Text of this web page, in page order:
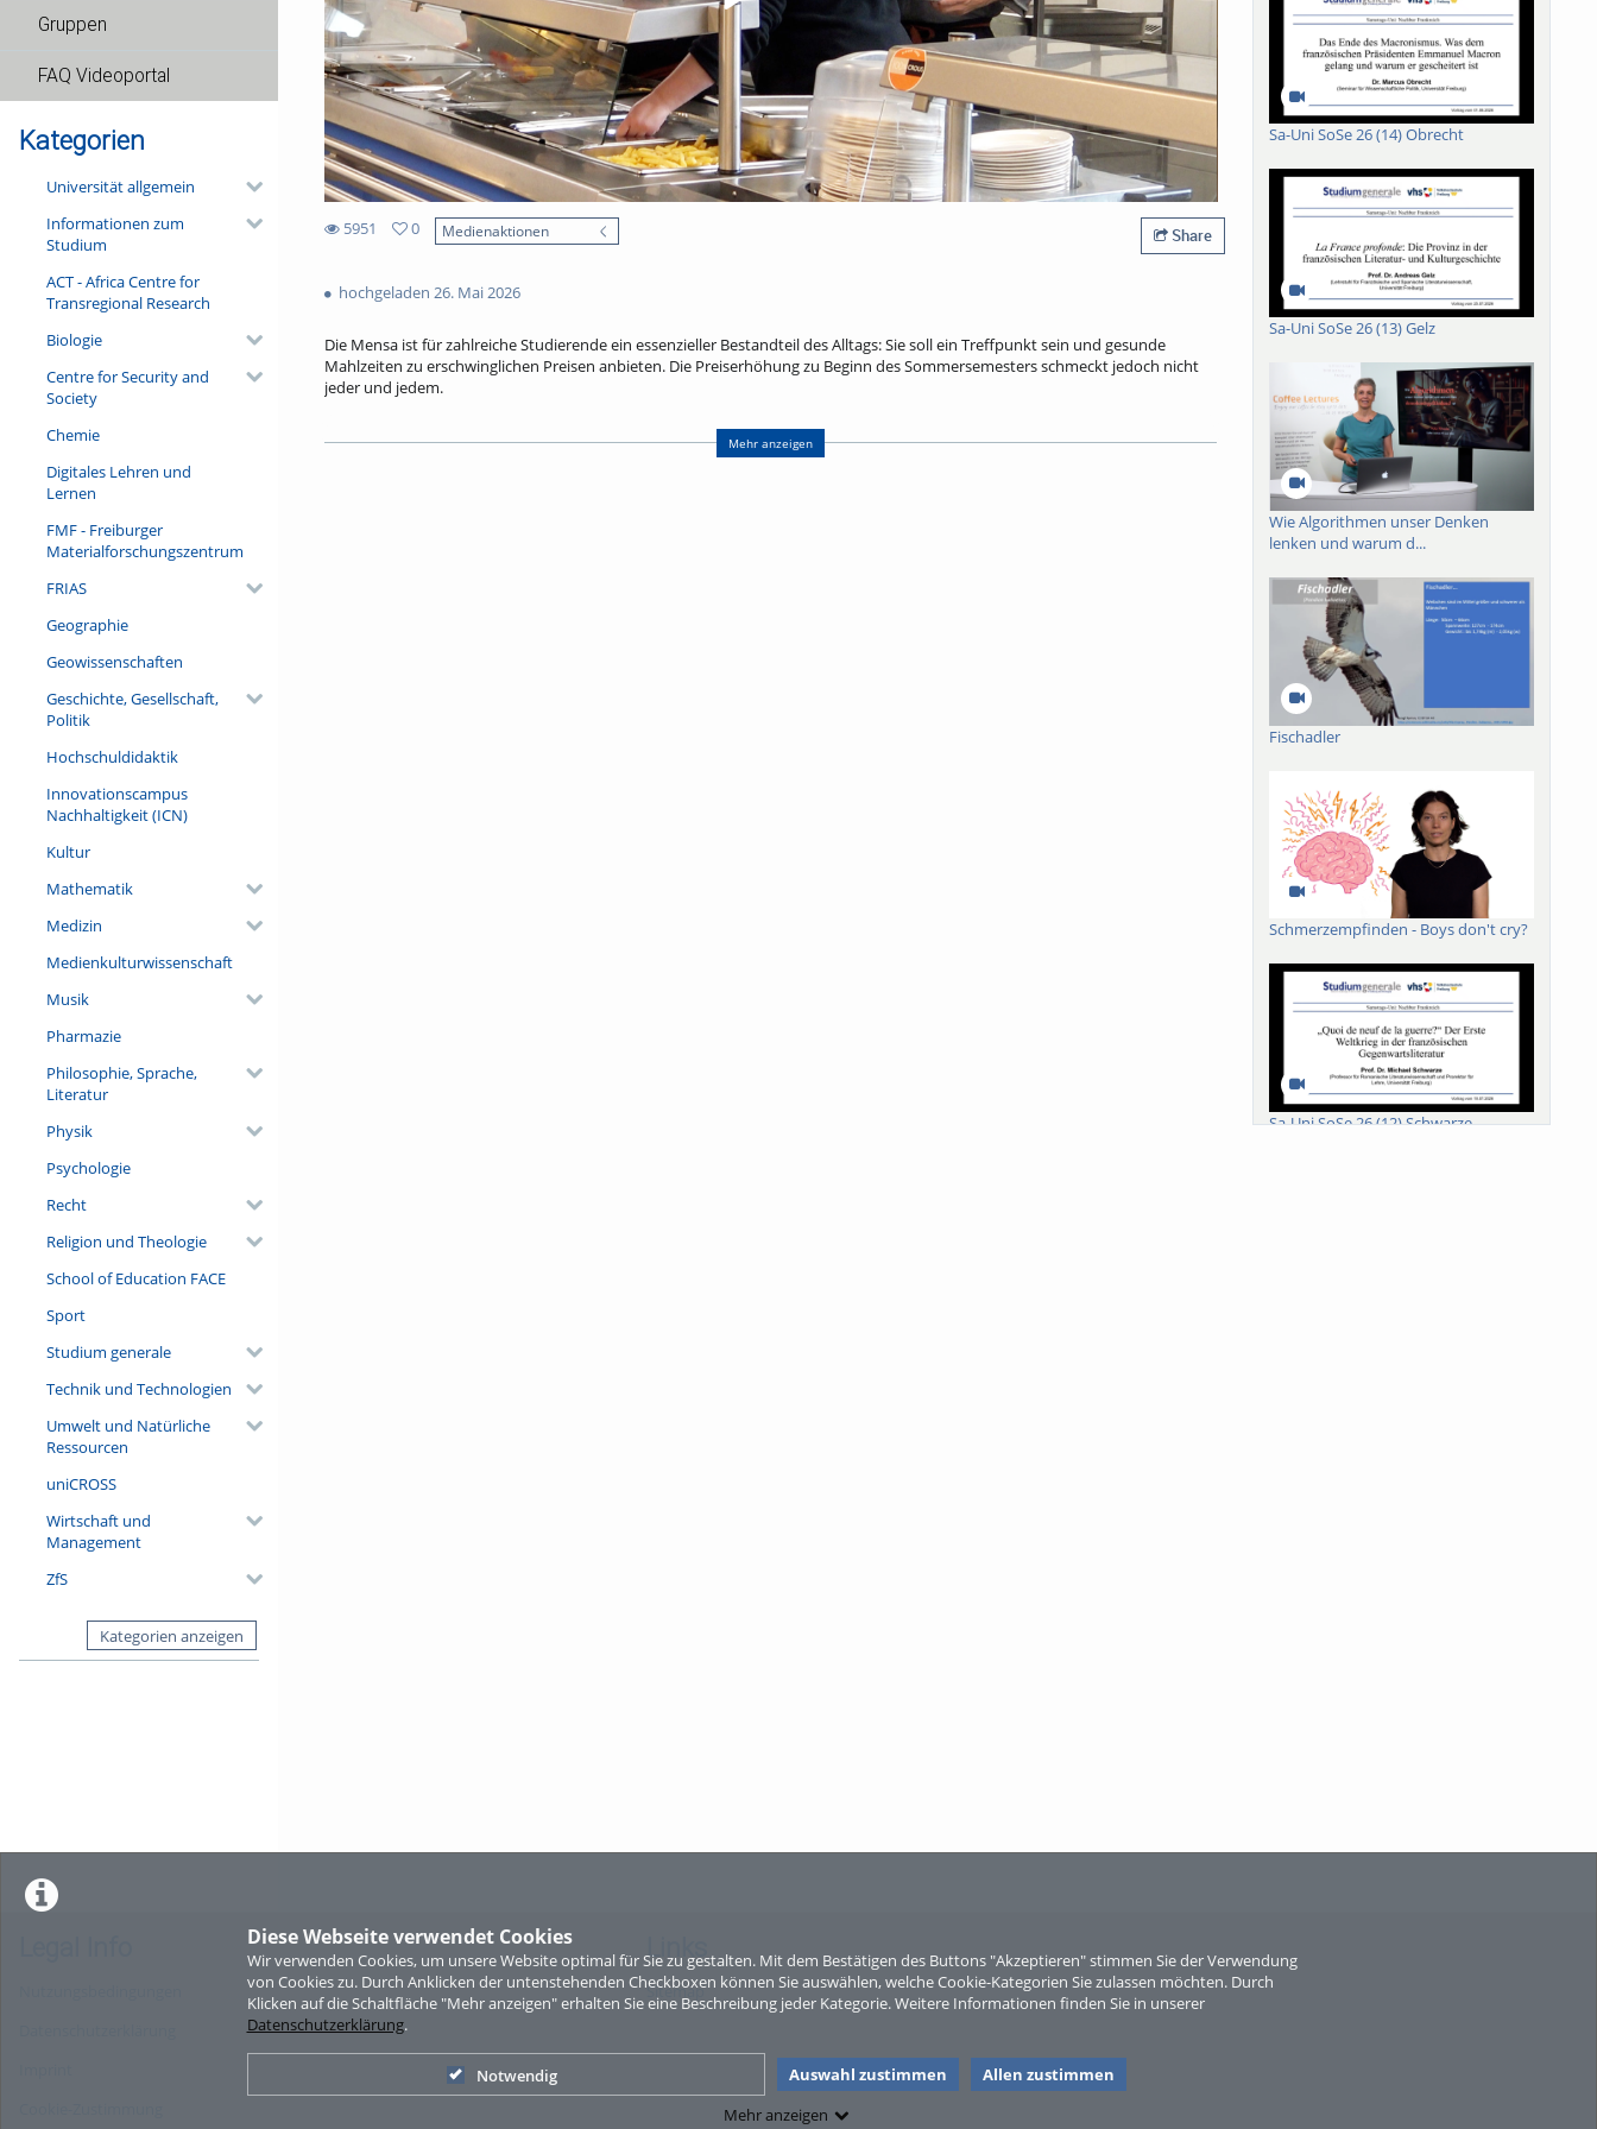
Diese Webseite verwendet Cookies
Wir verwenden Cookies, um unsere Website optimal für Sie zu gestalten. Mit dem Bestätigen des Buttons "Akzeptieren" stimmen Sie der Verwendung
von Cookies zu. Durch Anklicken der untenstehenden Checkboxen können Sie auswählen, welche Cookie-Kategorien Sie zulassen möchten. Durch
Klicken auf die Schaltfläche "Mehr anzeigen" erhalten Sie eine Beschreibung jeder Kategorie. Weitere Informationen finden Sie in unserer
Datenschutzerklärung.
Notwendig Auswahl zustimmen
Allen zustimmen
Mehr anzeigen
Gruppen
FAQ Videoportal
Kategorien
Universität allgemein
Informationen zum
Studium
ACT - Africa Centre for
Transregional Research
Biologie
Centre for Security and
Society
Chemie
Digitales Lehren und
Lernen
FMF - Freiburger
Materialforschungszentrum
FRIAS
Geographie
Geowissenschaften
Geschichte, Gesellschaft,
Politik
Hochschuldidaktik
Innovationscampus
Nachhaltigkeit (ICN)
Kultur
Mathematik
Medizin
Medienkulturwissenschaft
Musik
Pharmazie
Philosophie, Sprache,
Literatur
Physik
Psychologie
Recht
Religion und Theologie
School of Education FACE
Sport
Studium generale
Technik und Technologien
Umwelt und Natürliche
Ressourcen
uniCROSS
Wirtschaft und
Management
ZfS
Kategorien anzeigen
5951
views
0
Medienaktionen Share
hochgeladen 26. Mai 2026
Die Mensa ist für zahlreiche Studierende ein essenzieller Bestandteil des Alltags: Sie soll ein Treffpunkt sein und gesunde
Mahlzeiten zu erschwinglichen Preisen anbieten. Die Preiserhöhung zu Beginn des Sommersemesters schmeckt jedoch nicht
jeder und jedem.
tatsächliche Preis für ein Mensa-Essen bei 8,47 Euro. Etwa die Hälfte wird über Landeszuschüsse und andere Quellen finanziert.
Mehr anzeigen
Sa-Uni SoSe 26 (14) Obrecht
Sa-Uni SoSe 26 (13) Gelz
Wie Algorithmen unser Denken
lenken und warum d...
Fischadler
Schmerzempfinden - Boys don't cry?
Sa-Uni SoSe 26 (12) Schwarze
Sperber
Links
Sitemap